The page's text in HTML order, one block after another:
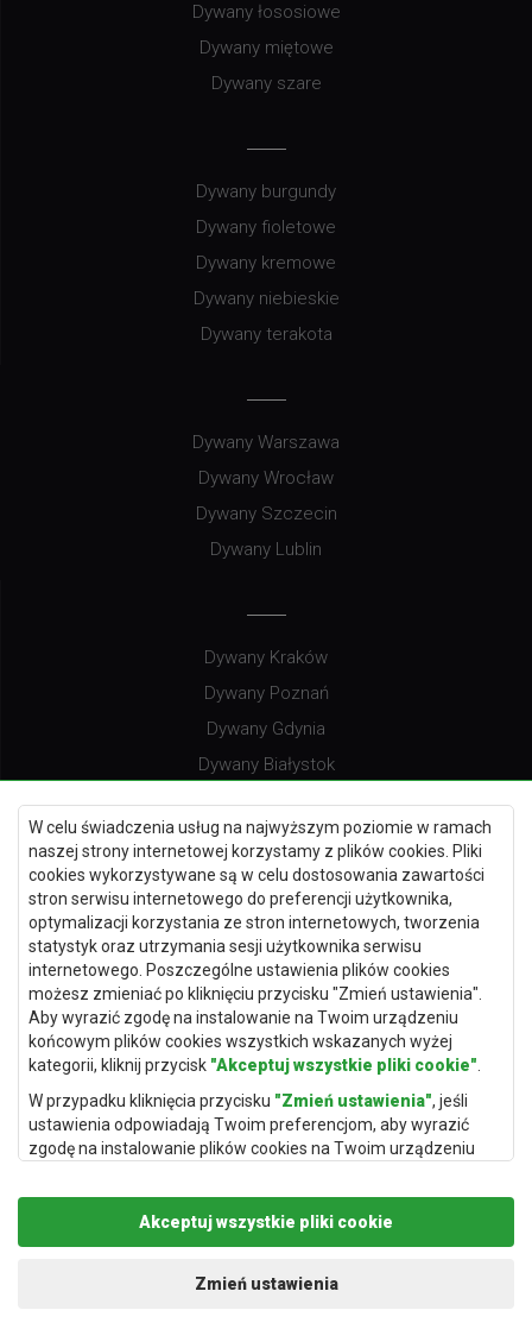
W celu świadczenia usług na najwyższym poziomie w ramach
naszej strony internetowej korzystamy z plików cookies. Pliki
cookies wykorzystywane są w celu dostosowania zawartości
stron serwisu internetowego do preferencji użytkownika,
optymalizacji korzystania ze stron internetowych, tworzenia
statystyk oraz utrzymania sesji użytkownika serwisu
internetowego. Poszczególne ustawienia plików cookies
możesz zmieniać po kliknięciu przycisku "Zmień ustawienia".
Aby wyrazić zgodę na instalowanie na Twoim urządzeniu
końcowym plików cookies wszystkich wskazanych wyżej
kategorii, kliknij przycisk "Akceptuj wszystkie pliki cookie"
W przypadku kliknięcia przycisku "Zmień ustawienia", jeśli
ustawienia odpowiadają Twoim preferencjom, aby wyrazić
zgodę na instalowanie plików cookies na Twoim urządzeniu
"Zapisz i zaakceptuj".
Podstawą przetwarzania danych osobowych, w zakresie w
administratora danych osobowych (Rugito Radosław Bartosik z
Akceptuj wszystkie pliki cookie
Zmień ustawienia
Dywany łososiowe
Dywany miętowe
Dywany szare
Dywany burgundy
Dywany fioletowe
Dywany kremowe
Dywany niebieskie
Dywany terakota
Dywany Warszawa
Dywany Wrocław
Dywany Szczecin
Dywany Lublin
Dywany Kraków
Dywany Poznań
Dywany Gdynia
Dywany Białystok
Dywany Kielce
Dywany Gdańsk
Dywany Toruń
Dywany Bydgoszcz
Dywany Katowice
Dywany Rzeszów
Dywany Częstochowa